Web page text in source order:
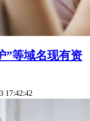
”等域名现有资
17:42:42